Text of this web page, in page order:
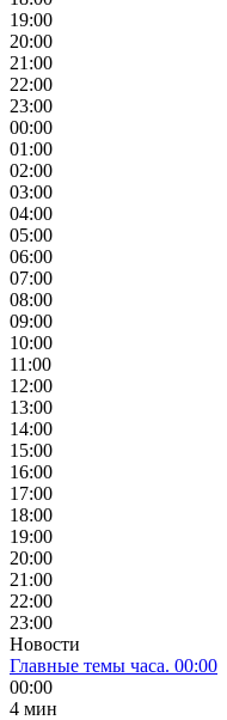
19:00
20:00
21:00
22:00
23:00
00:00
01:00
02:00
03:00
04:00
05:00
06:00
07:00
08:00
09:00
10:00
11:00
12:00
13:00
14:00
15:00
16:00
17:00
18:00
19:00
20:00
21:00
22:00
23:00
Новости
Главные темы часа. 00:00
00:00
4 мин